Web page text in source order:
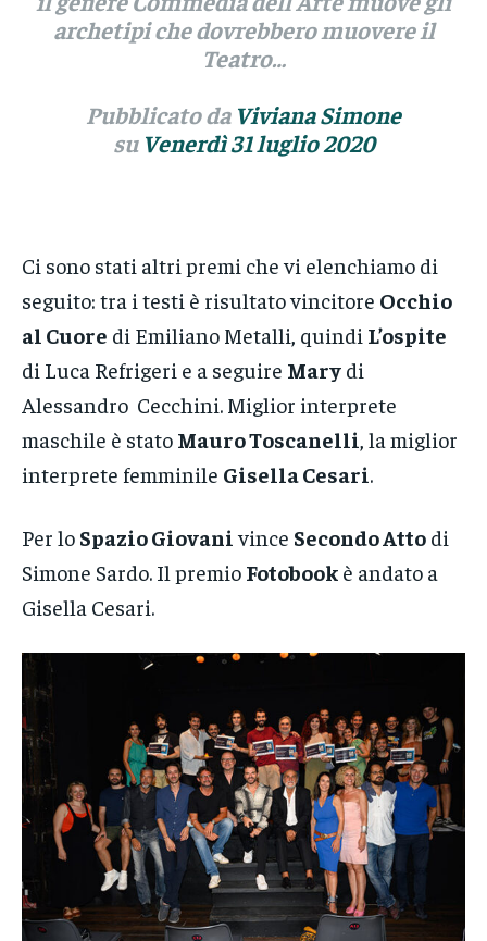
archetipi che dovrebbero muovere il
Teatro…
Pubblicato da Viviana Simone
su Venerdì 31 luglio 2020
Ci sono stati altri premi che vi elenchiamo di
seguito: tra i testi è risultato vincitore Occhio
al Cuore di Emiliano Metalli, quindi L’ospite
di Luca Refrigeri e a seguire Mary di
Alessandro Cecchini. Miglior interprete
maschile è stato Mauro Toscanelli , la miglior
interprete femminile Gisella Cesari.
Per lo Spazio Giovani vince Secondo Atto di
Simone Sardo. Il premio Fotobook è andato a
Gisella Cesari.